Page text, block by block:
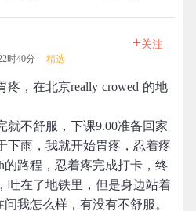
时40分 精选
+关注
疼，在北京really crowed 的地
就不舒服，下课9.00准备回家
下雨，我就开始胃疼，忍着疼
的路程，忍着疼完成打卡，终
吐在了地铁里，但是身边站着
我怎么样，有没有不舒服。